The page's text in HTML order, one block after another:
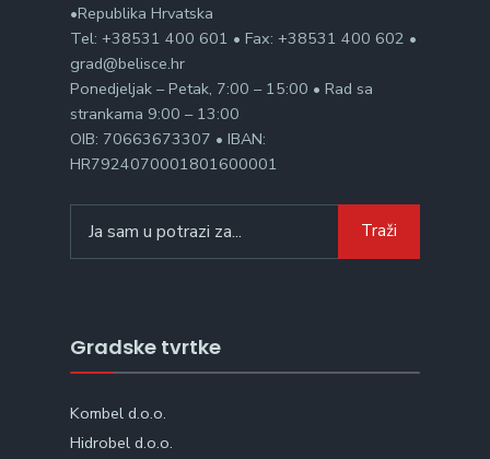
•Republika Hrvatska
Tel: +38531 400 601 • Fax: +38531 400 602 •
grad@belisce.hr
Ponedjeljak – Petak, 7:00 – 15:00 • Rad sa
strankama 9:00 – 13:00
OIB: 70663673307 • IBAN:
HR7924070001801600001
for:
Traži
Gradske tvrtke
Kombel d.o.o.
Hidrobel d.o.o.